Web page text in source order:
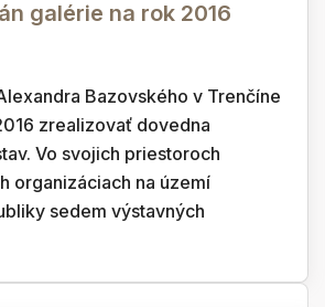
galérie na rok 2016
Bazovského v Trenčíne
zrealizovať dovedna
Vo svojich priestoroch
organizáciach na území
sedem výstavných